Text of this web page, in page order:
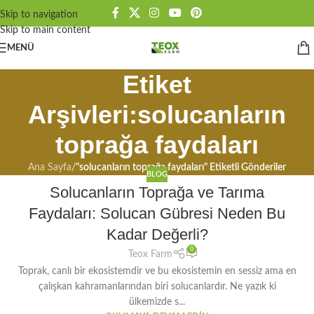
Skip to navigation
Skip to main content
MENÜ
Etiket
Arşivleri:solucanların
toprağa faydaları
Ana Sayfa/"solucanların toprağa faydaları" Etiketli Gönderiler
BLOG
Solucanların Toprağa ve Tarıma
Faydaları: Solucan Gübresi Neden Bu
Kadar Değerli?
Teox Farm
0
Toprak, canlı bir ekosistemdir ve bu ekosistemin en sessiz ama en
çalışkan kahramanlarından biri solucanlardır. Ne yazık ki
ülkemizde s...